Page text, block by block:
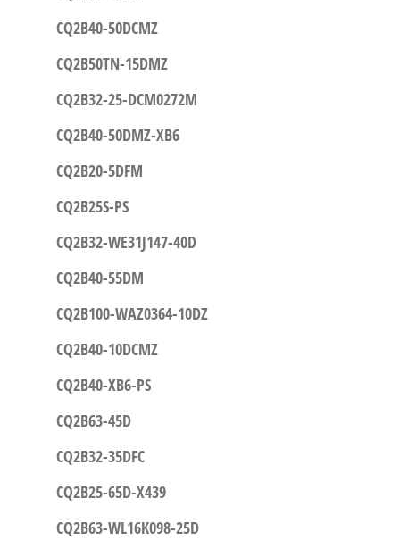
CQ2B40-50DCMZ
CQ2B50TN-15DMZ
CQ2B32-25-DCM0272M
CQ2B40-50DMZ-XB6
CQ2B20-5DFM
CQ2B25S-PS
CQ2B32-WE31J147-40D
CQ2B40-55DM
CQ2B100-WAZ0364-10DZ
CQ2B40-10DCMZ
CQ2B40-XB6-PS
CQ2B63-45D
CQ2B32-35DFC
CQ2B25-65D-X439
CQ2B63-WL16K098-25D